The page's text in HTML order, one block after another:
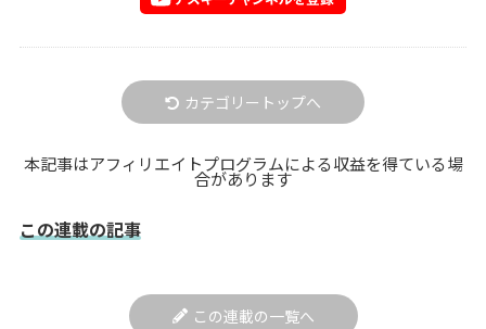
カテゴリートップへ
本記事はアフィリエイトプログラムによる収益を得ている場
合があります
この連載の記事
この連載の一覧へ